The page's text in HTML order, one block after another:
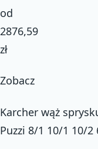
od
2876,59
zł
Zobacz
Karcher wąż
Puzzi 8/1 10/1 10/2